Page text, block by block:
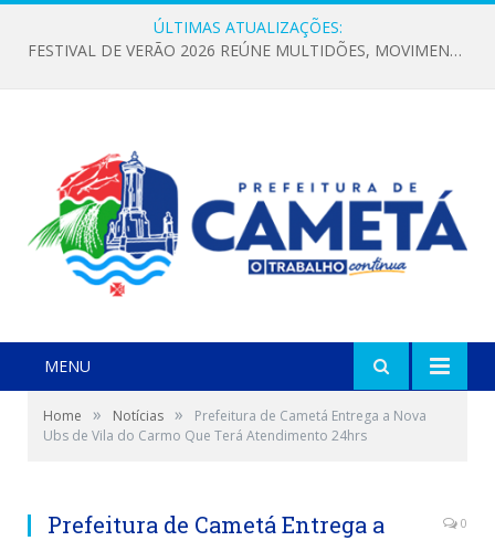
ÚLTIMAS ATUALIZAÇÕES:
FESTIVAL DE VERÃO 2026 REÚNE MULTIDÕES, MOVIMENTA A ECONOMIA E FORTALECE A CULTURA LOCAL
MENU
Home » Notícias »
Prefeitura de Cametá Entrega a Nova
Ubs de Vila do Carmo Que Terá Atendimento 24hrs
Prefeitura de Cametá Entrega a
0